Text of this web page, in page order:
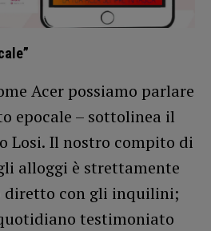
Acer possiamo parlare
epocale – sottolinea il
Losi. Il nostro compito di
alloggi è strettamente
diretto con gli inquilini;
testimoniato